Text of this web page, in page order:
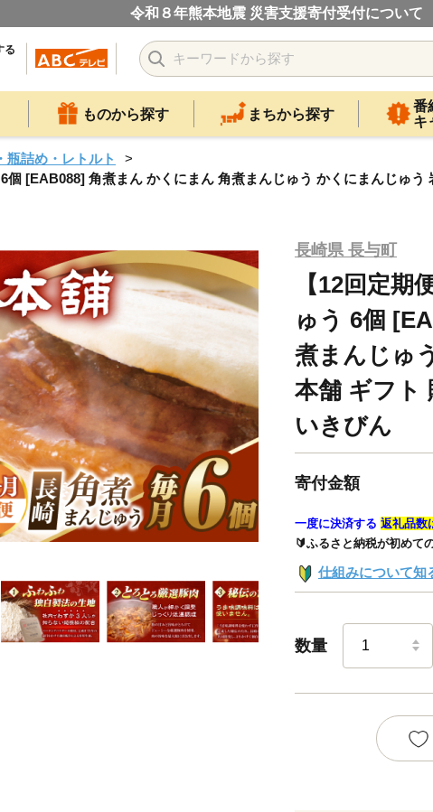
令和８年熊本地震 災害支援寄付受付について
る
ものから探す まちから探す
番
キ
瓶詰め・レトルト
個 [EAB088] 角煮まん かくにまん 角煮まんじゅう かくにまんじゅ
長崎県 長与町
【12回定期
ゅう 6個
煮まんじゅ
本舗 ギフト
いきびん
寄付金額
一度に決済する 返礼品数
🔰ふるさと納税が初めて
仕組みについて知
数量